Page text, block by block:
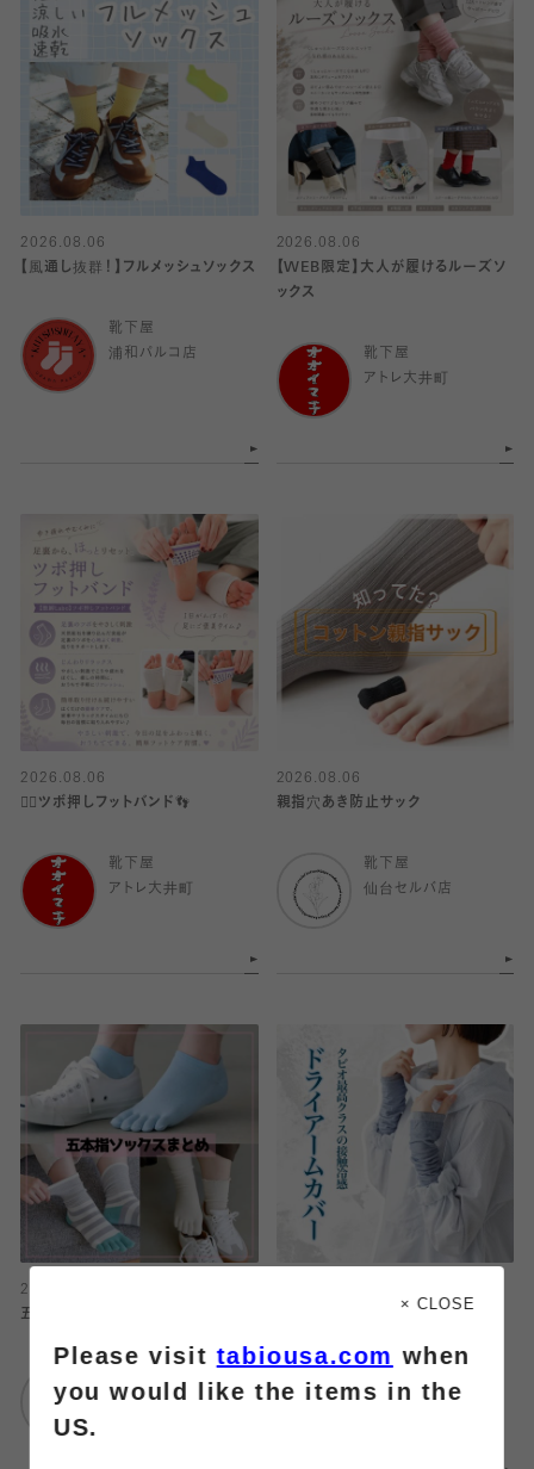
2026.08.06
【風通し抜群！】フルメッシュソックス
靴下屋
浦和パルコ店
2026.08.06
【WEB限定】大人が履けるルーズソ
ックス
靴下屋
アトレ大井町
2026.08.06
👍🏻ツボ押しフットバンド👣
靴下屋
アトレ大井町
2026.08.06
親指穴あき防止サック
靴下屋
仙台セルバ店
2026.08.06
五本指ソックスまとめ
仙台セルバ店
仙台セルバ店
× CLOSE
Please visittabiousa.com when
you would like the items in the
US.